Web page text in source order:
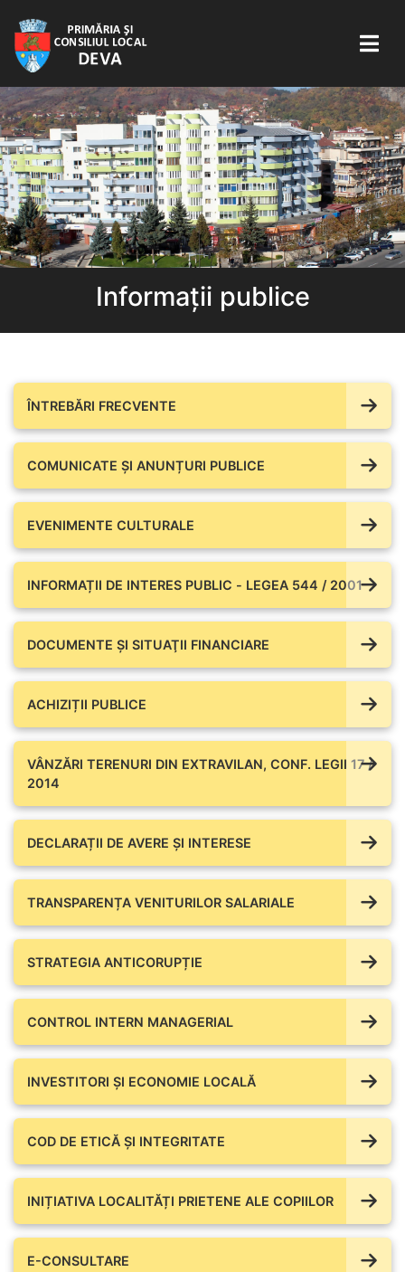
Informații publice
ÎNTREBĂRI FRECVENTE
COMUNICATE ŞI ANUNȚURI PUBLICE
EVENIMENTE CULTURALE
INFORMAȚII DE INTERES PUBLIC - LEGEA 544 / 2001
DOCUMENTE ŞI SITUAŢII FINANCIARE
ACHIZIȚII PUBLICE
VÂNZĂRI TERENURI DIN EXTRAVILAN, CONF. LEGII 17 /
2014
DECLARAȚII DE AVERE ŞI INTERESE
TRANSPARENȚA VENITURILOR SALARIALE
STRATEGIA ANTICORUPȚIE
CONTROL INTERN MANAGERIAL
INVESTITORI ȘI ECONOMIE LOCALĂ
COD DE ETICĂ ȘI INTEGRITATE
INIȚIATIVA LOCALITĂȚI PRIETENE ALE COPIILOR
E-CONSULTARE